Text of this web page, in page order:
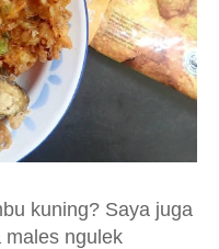
kuning? Saya juga
males ngulek